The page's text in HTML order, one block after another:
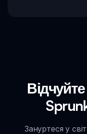
Зануртеся у